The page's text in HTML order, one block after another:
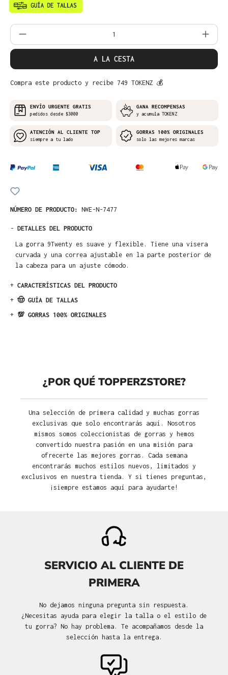
Cantidad del producto: introduce la
A LA CESTA
Compra este producto y recibe 749 TOKENZ 💰
ENVÍO URGENTE GRATIS
pedidos desde $3000
GANA RECOMPENSAS
y acumula TOKENZ
ATENCIÓN AL CLIENTE TOP
siempre a tu lado
GORRAS 100% ORIGINALES
solo las mejores marcas
NÚMERO DE PRODUCTO: NWE-N-7477
- DETALLES DEL PRODUCTO
La gorra 9Twenty es suave y flexible. Tiene una visera
curvada y una correa ajustable en la parte posterior de
la cabeza para un ajuste cómodo.
+ CARACTERÍSTICAS DEL PRODUCTO
+ 🤠 GUÍA DE TALLAS
+ 💯 GORRAS 100% ORIGINALES
¿POR QUÉ TOPPERZSTORE?
Una selección de primera calidad y muchas gorras
exclusivas que solo encontrarás aquí. Nosotros
mismos somos coleccionistas de gorras y hemos
convertido nuestra pasión en una misión para
ofrecerte las mejores gorras. Cada semana
encontrarás muchos estilos nuevos, limitados y
exclusivos en nuestra tienda. Y si tienes preguntas,
¡siempre estamos aquí para ayudarte!
SERVICIO AL CLIENTE DE
PRIMERA
No dejamos ninguna pregunta sin respuesta.
¿Necesitas ayuda para elegir la talla o el estilo de
tu gorra? No hay problema. Te acompañamos desde la
selección hasta la entrega.